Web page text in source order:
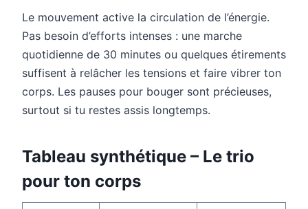
Le mouvement active la circulation de l’énergie.
Pas besoin d’efforts intenses : une marche
quotidienne de 30 minutes ou quelques étirements
suffisent à relâcher les tensions et faire vibrer ton
corps. Les pauses pour bouger sont précieuses,
surtout si tu restes assis longtemps.
Tableau synthétique – Le trio
pour ton corps